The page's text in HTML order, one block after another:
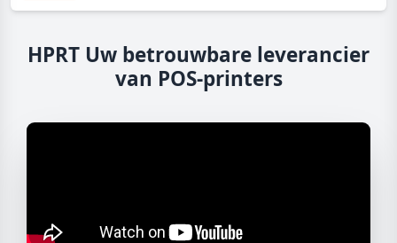
HPRT Uw betrouwbare leverancier
van POS-printers